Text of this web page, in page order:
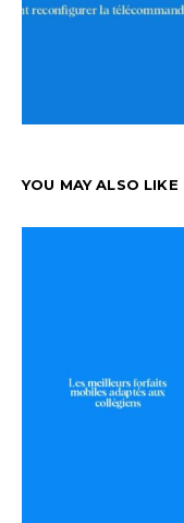
YOU MAY ALSO LIKE